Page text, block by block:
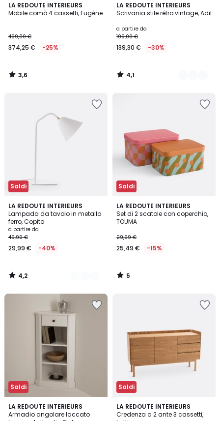
LA REDOUTE INTERIEURS
Mobile comò 4 cassetti, Eugène
499,00 €
374,25 € -25%
3,6
/ 5
3,6
/
LA REDOUTE INTERIEURS
Scrivania stile rétro vintage, Adil
a partire da
199,00 €
139,30 € -30%
4,1
/ 5
4
Colori
4,1
/
Saldi
LA REDOUTE INTERIEURS
Lampada da tavolo in metallo
ferro, Copita
a partire da
49,99 €
29,99 € -40%
4,2
/ 5
5
Colori
4,2
/
Saldi
LA REDOUTE INTERIEURS
Set di 2 scatole con coperchio,
TOUMA
29,99 €
25,49 € -15%
5
/
5
5
/
Saldi
LA REDOUTE INTERIEURS
Armadio angolare laccato
3,7
/ 5
Saldi
LA REDOUTE INTERIEURS
Credenza a 2 ante 3 cassetti,
4,7
/ 5